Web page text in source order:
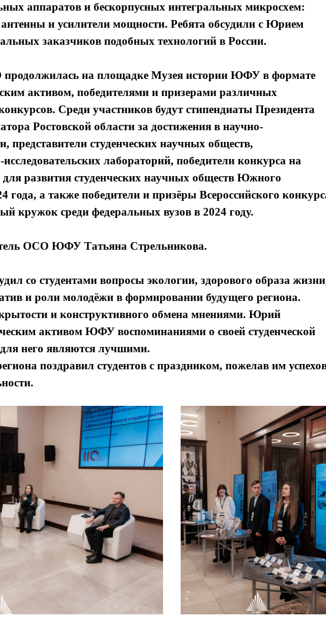
аппаратов и бескорпусных интегральных микросхем:
и усилители мощности. Ребята обсудили с Юрием
заказчиков подобных технологий в России.
продолжилась на площадке Музея истории ЮФУ в формате
активом, победителями и призерами различных
Среди участников будут стипендиаты Президента
Ростовской области за достижения в научно-
представители студенческих научных обществ,
лабораторий, победители конкурса на
развития студенческих научных обществ Южного
года, а также победители и призёры Всероссийского
кружок среди федеральных вузов в 2024 году.
ОСО ЮФУ Татьяна Стрельникова.
со студентами вопросы экологии, здорового образа
и роли молодёжи в формировании будущего региона.
и конструктивного обмена мнениями. Юрий
активом ЮФУ воспоминаниями о своей студенческой
него являются лучшими.
поздравил студентов с праздником, пожелав им
Я согласен сполитикой конфиденциальности и защиты
Я согласен сполитикой конфиденциальности и защиты